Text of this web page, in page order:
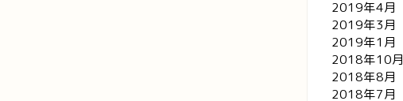
2019年4月
2019年3月
2019年1月
2018年10月
2018年8月
2018年7月